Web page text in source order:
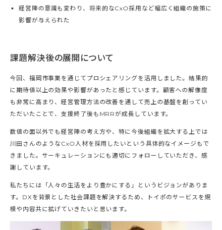
経営陣の意識も変わり、将来的なCxO採用など幅広く組織の施策に
影響が与えられた
課題解決後の展開について
今回、福岡市事業を通じてプロシェアリングを活用しました。結果的
に期待値以上の効果や影響があったと感じています。顧客への解像度
も非常に高まり、経営管理方法の改善を通して売上の基盤を創ってい
ただいたことで、支援終了後もMRRが成長しています。
数値の面以外でも経営陣の考え方や、特に今後組織を拡大する上では
川田さんのようなCxO人材を採用したいという具体的なイメージもで
きました。サーキュレーションにも適切にフォローしていただき、感
謝しています。
私たちには「人々の生活をより豊かにする」というビジョンがありま
す。DXを背景とした社会課題を解決するため、トイポのサービスを規
模や内容共に拡げていきたいと思います。